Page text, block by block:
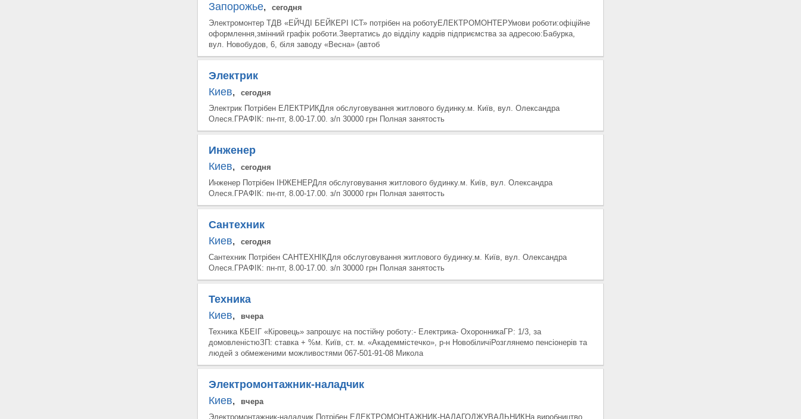
Запорожье,
сегодня
Электромонтер ТДВ «ЕЙЧДІ БЕЙКЕРІ ІСТ» потрібен на роботуЕЛЕКТРОМОНТЕРУмови роботи:офіційне
оформлення,змінний графік роботи.Звертатись до відділу кадрів підприємства за адресою:Бабурка,
вул. Новобудов, 6, біля заводу «Весна» (автоб
Электрик
Киев,
сегодня
Электрик Потрібен ЕЛЕКТРИКДля обслуговування житлового будинку.м. Київ, вул. Олександра
Олеся.ГРАФІК: пн-пт, 8.00-17.00. з/п 30000 грн Полная занятость
Инженер
Киев,
сегодня
Инженер Потрібен ІНЖЕНЕРДля обслуговування житлового будинку.м. Київ, вул. Олександра
Олеся.ГРАФІК: пн-пт, 8.00-17.00. з/п 30000 грн Полная занятость
Сантехник
Киев,
сегодня
Сантехник Потрібен САНТЕХНІКДля обслуговування житлового будинку.м. Київ, вул. Олександра
Олеся.ГРАФІК: пн-пт, 8.00-17.00. з/п 30000 грн Полная занятость
Техника
Киев,
вчера
Техника КБЕІГ «Кіровець» запрошує на постійну роботу:- Електрика- ОхоронникаГР: 1/3, за
домовленістюЗП: ставка + %м. Київ, ст. м. «Академмістечко», р-н НовобіличіРозглянемо пенсіонерів та
людей з обмеженими можливостями 067-501-91-08 Микола
Электромонтажник-наладчик
Киев,
вчера
Электромонтажник-наладчик Потрібен ЕЛЕКТРОМОНТАЖНИК-НАЛАГОДЖУВАЛЬНИКНа виробництво